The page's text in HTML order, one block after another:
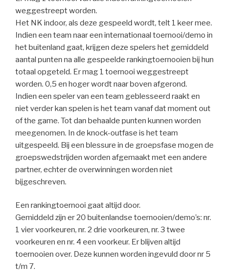
weggestreept worden.
Het NK indoor, als deze gespeeld wordt, telt 1 keer mee.
Indien een team naar een internationaal toernooi/demo in
het buitenland gaat, krijgen deze spelers het gemiddeld
aantal punten na alle gespeelde rankingtoernooien bij hun
totaal opgeteld. Er mag 1 toernooi weggestreept
worden. 0,5 en hoger wordt naar boven afgerond.
Indien een speler van een team geblesseerd raakt en
niet verder kan spelen is het team vanaf dat moment out
of the game. Tot dan behaalde punten kunnen worden
meegenomen. In de knock-outfase is het team
uitgespeeld. Bij een blessure in de groepsfase mogen de
groepswedstrijden worden afgemaakt met een andere
partner, echter de overwinningen worden niet
bijgeschreven.
Een rankingtoernooi gaat altijd door.
Gemiddeld zijn er 20 buitenlandse toernooien/demo’s: nr.
1 vier voorkeuren, nr. 2 drie voorkeuren, nr. 3 twee
voorkeuren en nr. 4 een voorkeur. Er blijven altijd
toernooien over. Deze kunnen worden ingevuld door nr 5
t/m 7.